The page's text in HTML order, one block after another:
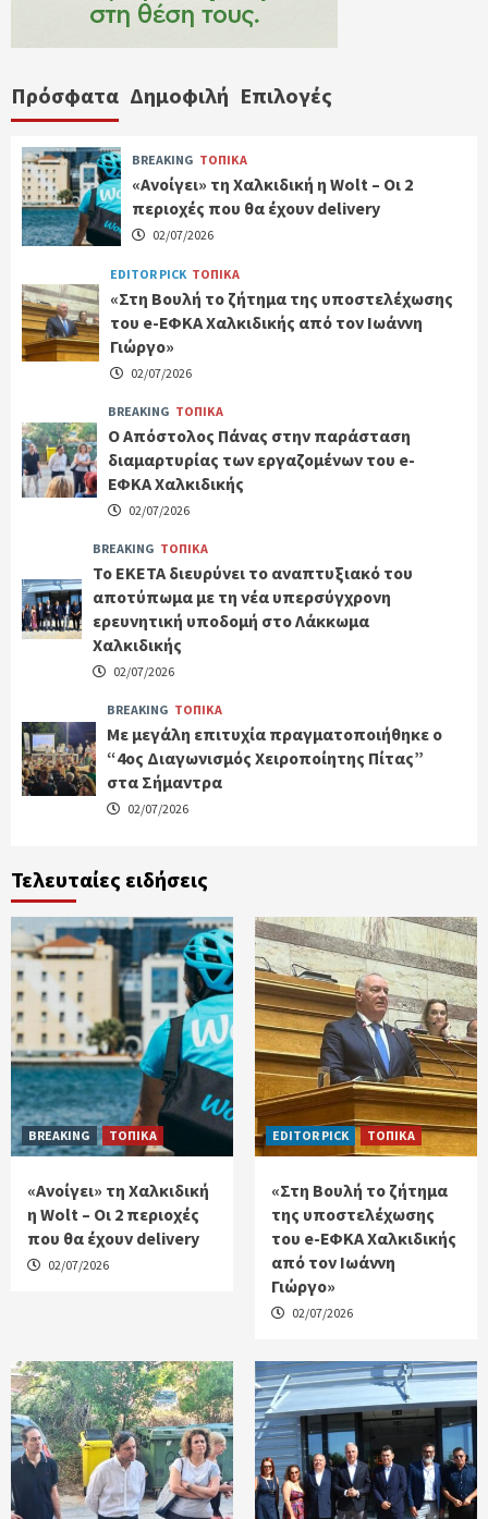
Πρόσφατα Δημοφιλή Επιλογές
BREAKING ΤΟΠΙΚΑ
«Ανοίγει» τη Χαλκιδική η Wolt – Οι 2
περιοχές που θα έχουν delivery
02/07/2026
EDITOR PICK ΤΟΠΙΚΑ
«Στη Βουλή το ζήτημα της υποστελέχωσης
του e-ΕΦΚΑ Χαλκιδικής από τον Ιωάννη
Γιώργο»
02/07/2026
BREAKING ΤΟΠΙΚΑ
Ο Απόστολος Πάνας στην παράσταση
διαμαρτυρίας των εργαζομένων του e-
ΕΦΚΑ Χαλκιδικής
02/07/2026
BREAKING ΤΟΠΙΚΑ
Το ΕΚΕΤΑ διευρύνει το αναπτυξιακό του
αποτύπωμα με τη νέα υπερσύγχρονη
ερευνητική υποδομή στο Λάκκωμα
Χαλκιδικής
02/07/2026
BREAKING ΤΟΠΙΚΑ
Με μεγάλη επιτυχία πραγματοποιήθηκε ο
“4ος Διαγωνισμός Χειροποίητης Πίτας”
στα Σήμαντρα
02/07/2026
Τελευταίες ειδήσεις
BREAKING ΤΟΠΙΚΑ
«Ανοίγει» τη Χαλκιδική
η Wolt – Οι 2 περιοχές
που θα έχουν delivery
02/07/2026
EDITOR PICK ΤΟΠΙΚΑ
«Στη Βουλή το ζήτημα
της υποστελέχωσης
του e-ΕΦΚΑ Χαλκιδικής
από τον Ιωάννη
Γιώργο»
02/07/2026